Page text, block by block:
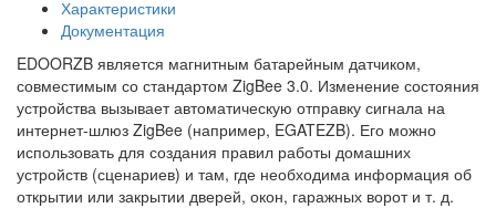
Характеристики
Документация
EDOORZB является магнитным батарейным датчиком,
совместимым со стандартом ZigBee 3.0. Изменение состояния
устройства вызывает автоматическую отправку сигнала на
интернет-шлюз ZigBee (например, EGATEZB). Его можно
использовать для создания правил работы домашних
устройств (сценариев) и там, где необходима информация об
открытии или закрытии дверей, окон, гаражных ворот и т. д.